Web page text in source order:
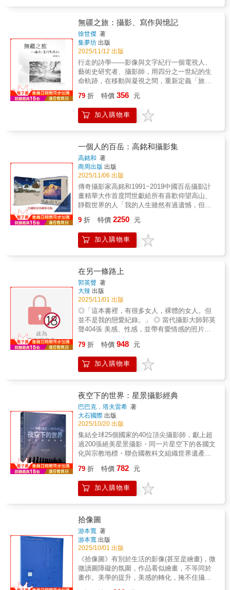
風暴不再只是危險的天氣現象，而是值得研
究、值得理解的自然力量。正如序言所言，這
是一場氣象與攝影愛好者的視覺盛宴，既喚起
對自然的敬畏，也展現了影像在科普傳播中的
力量。作者除了以真誠的筆觸展現個人對風暴
紀錄的熱情，更讓它成為公共知識與集體記憶
的一部分。本書特色：本書以第一人稱的真實
經歷，帶領讀者走進「追風」的世界。作者將
攝影熱情與氣象探索結合，把颱風、龍捲風、
紀錄。書中不僅呈現驚心動魄的場景，更細緻
描寫了追風者的日常，例如如何在急迫行程中
補充乾糧、如何在惡劣天氣中堅持拍攝等，充
奇的質地——這一切組合出的景象前所未見，
讓人眼界大開。即使相片中拍攝到人類活動，
也凝縮成如棋子或積木般的迷你元素，提供畫
龍點睛的生動點綴。☆☆「空拍對我來說，就
像是為我打開影像新視窗的按鈕，更是探尋生
命意義的探測儀。⋯⋯專注於空拍讓我逐步克
服內心的恐懼與不安，隨著一次次飛行練習，
深深被遼闊而充滿生命力的地景所吸引，漸漸
讓我感受到平靜與專注，並在心靈上得到了救
贖。」☆☆而救贖了葉陶軒的空拍，也震撼了
觀者。他攝影作品的特出之處，在於獨特的構
圖美感和堅持的九十度垂直視角，跳脫一般空
拍照片的全景式視野，畫面因而在記錄自然和
眼就讓人驚嘆，升起的第一個疑問是：「這是
台灣？在哪裡拍的？」你以為再熟悉不過的成
長之地，轉換一個視角就成了認不出來的奇幻
神祕抽象畫。再仔細端詳，彷彿看出一些端
倪，卻又無法十分確定。影像的多層次趣味，
在葉陶軒的攝影中表露無遺。書名「垂景」則
是出自東漢辭賦家王延壽《魯靈光殿賦》中
「中坐垂景，頫視流星」之句。字義為自高處
俯視之景，既捕捉壯闊，也揭示視野所帶來的
影美學——他操縱空拍機，以九十度垂直捕捉
下方地景，這樣的視角，構圖上完全壓縮地貌
垂直向度的高低起伏，將其轉為平面重疊的圖
騰與符號，可說以全新的視覺語言描繪台灣風
土。相片中拍攝到的人造物和經濟活動，更是
細膩勾勒出人與土地間活潑而深刻的連結。本
書每一幀空拍影像都猶如一幅抽象畫，編輯成
書之後可說是一趟平飛在空中的視覺之旅。熟
悉的地景因角度的轉換展現出萬千風貌，也讓
觀者從中挖掘無窮的想像和故事。☆☆「空中
探索的過程像尋寶般令人期待且愉悅，在不預
期中總能尋得驚喜；大地之美遠超過想像，若
非升上高空，無法真正感受到地景之宏偉與震
撼。空拍就像為我的眼睛裝上翅膀，讓我遨遊
天際，盡情記錄大地之美！」——葉陶軒
圖騰，不僅具備高度的美學張力，也展現了攝
影如何回應土地、回應內在的旅程。」——齊
廷洹（看見・齊柏林基金會董事）☆☆
像黑白攝相作品精，及他撰寫的生死哲學論
文，並邀請多位中外哲學學者以論文、隨筆或
詩歌回應，一同探索人類面對死亡時如何昇
華。這本跨類型的攝相作品及文集，不僅是藝
術的記錄，更是一場關於生命與死亡、愛欲與
永恆的深刻哲學對話。
無疆之旅：攝影、寫作與憶記
徐世傑 著
集夢坊 出版
2025/11/12 出版
行走的詩學――影像與文字紀行一個電視人、
藝術史研究者、攝影師，用四分之一世紀的生
命軌跡，在移動與凝視之間，重新定義「旅
的潮汐節奏，從新加坡的多元疊影，到不丹的
寂靜靈光，他以鏡頭寫詩，以文字顯影――在
流動的世界裡，捕捉永恆的剎那。
79 折 特價 356 元
加入購物車
一個人的百岳：高銘和攝影集
高銘和 著
商周出版 出版
2025/11/06 出版
傳奇攝影家高銘和1991~2019中國百岳攝影計
畫精華大作首度問世獻給所有喜歡仰望高山、
靜觀世界的人「我的人生雖然有過遺憾，但也
三十年百岳拍攝計畫的契機。1996年聖母峰山
難雖然讓他失去所有手指和腳趾，鼻子割掉換
新，卻未阻止他的腳步。面對嚴寒與高海拔，
遠勝登頂時。」從1991到2019年，鏡頭留下兩
萬張足以傳世的影像，本書精選224幅。記錄了
人與大山融為一體的場景，讓無法親近的人共
賞山的雄偉壯麗。【封面包裝構思】by徐璽設
計師◎ 書盒選用壯闊的聖母峰照片，四周框線
如同相機觀景窗，我們也彷彿如臨現場。以燙
鈦金凸顯線條及老師英文名字，輔以淡雅的暖
灰色調為底，襯托山的壯闊與絢麗的色彩。◎
封底圖選用老師一人在喬戈里（K2）前紮營的
K2全景照片從封面一直延伸到封底，遼闊無垠
地呈現K2的獨特美景。特別使用燙鈦金表現山
脈上雪景及雪地落沙，增添視覺上的層次感。
更使翻閱方便並易於閱讀。◎ 封面及書盒紙張
特別選用98超特銅紙，細緻的紙張塗布完整展
現照片的色彩及細節。◎ 整體裝幀設計以洗鍊
簡約方式呈現史詩般的珍貴照片，選用中文襯
線字體搭配Garamond 線條流暢、高貴正式的
英文字體，加上適時留白為全書設計增添典雅
尊貴之感。◎ 內書封使用日本畫布紙，如布料
質地，透過霧黑燙金加工更將書名恰如其分地
清晰呈現。尊貴得之不易的書籍，值得好設
計、好印刷來為其加分，更值得收藏！
9 折 特價 2250 元
加入購物車
在另一條路上
郭英聲 著
大辣 出版
2025/11/01 出版
◎「這本書裡，有很多女人，裸體的女人。但
並不是我的戀愛紀錄。」 ◎ 當代攝影大師郭英
聲404張 美感、性感，並帶有愛情感的照片。
熱情與激情，並希望帶給讀者沒有距離的療
癒。曾經有人說，旅途中的男女都是寂寞的，
而攝影大師郭英聲，一直不論自己是否在旅途
情、毫不修飾的直觀，拍下那些在他生命風景
中邂逅過的女孩子們。那些人有的和郭英聲有
不止一般的關係，有的只是他很好的女性朋
友。而不論她們在海邊、樹林、沙漠、都市，
或是汽車後座、旅館床上、郭英聲讓她們的身
體幻化為底片上顏料，勾勒出裸露中寧靜的坦
白，以及在時間夾縫中綻放的愛情感。在孤
獨、寂寞、熱情和流浪之中，郭英聲相信的美
是真實的。《在另一條路上》裡有郭英聲以404
字，寫出他如何沉浸在孤獨與寂寞中，卻追求
激情與快感的人生。郭英聲說：「這一次編出
來的書，給我自己很不一樣的感覺。我從來沒
品，不管雜誌或展覽，都用非常大的版面展
出。照片也處理得太乾淨，好像有點潔癖。這
次我的作品被這樣處理，因為從來沒這樣看
過，也讓我重新面對自己。不只因為版面比較
小，要仔細看；也因為很多照片的連續，讓我
看到其中的『連結』。」對於讀者，他也這樣
希望：「我希望絕大部分人看到我拍的這些女
79 折 特價 948 元
加入購物車
夜空下的世界：星景攝影經典
巴巴克．塔夫雷希 著
大石國際 出版
2025/10/20 出版
集結全球25個國家的40位頂尖攝影師，獻上超
過200張絕美星景攝影・同一片星空下的各國文
化與宗教地標・聯合國教科文組織世界遺產夜
星、日月食等宇宙奇觀・遠離光害的暗空之
美・夜景攝影技巧，教你拍出自己的夜空在世
界最幽暗的角落，仰望最璀璨的星空本書由
地與天際的攝影傑作：全日食的震撼瞬間、極
光的絢麗舞動，以及難得一見的天象奇觀。書
中還特別提供夜空攝影的專業技巧，教你如何
捕捉屬於自己的美麗星空。收錄的每一張影
像，都在讚頌夜空的神祕與壯麗，邀請你在翻
閱之間感受宇宙的浩瀚與純粹之美。
79 折 特價 782 元
加入購物車
拾像圖
游本寬 著
游本寬 出版
2025/10/01 出版
《拾像圖》有別於生活的影像(甚至是繪畫)，微
微讀圖障礙的氛圍，作品看似繪畫，不等同於
畫作。美學的提升，美感的轉化，掩不住攝影